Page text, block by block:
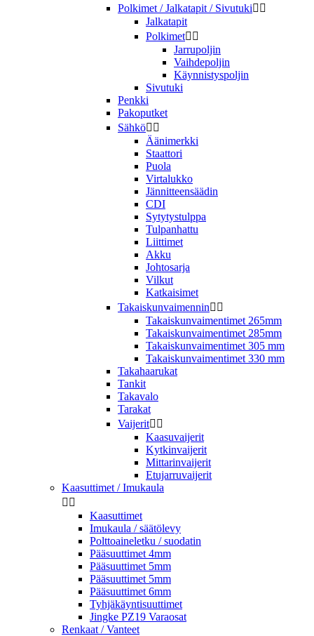
Polkimet / Jalkatapit / Sivutuki 
Jalkatapit
Polkimet 
Jarrupoljin
Vaihdepoljin
Käynnistyspoljin
Sivutuki
Penkki
Pakoputket
Sähkö 
Äänimerkki
Staattori
Puola
Virtalukko
Jännitteensäädin
CDI
Sytytystulppa
Tulpanhattu
Liittimet
Akku
Johtosarja
Vilkut
Katkaisimet
Takaiskunvaimennin 
Takaiskunvaimentimet 265mm
Takaiskunvaimentimet 285mm
Takaiskunvaimentimet 305 mm
Takaiskunvaimentimet 330 mm
Takahaarukat
Tankit
Takavalo
Tarakat
Vaijerit 
Kaasuvaijerit
Kytkinvaijerit
Mittarinvaijerit
Etujarruvaijerit
Kaasuttimet / Imukaula
 
Kaasuttimet
Imukaula / säätölevy
Polttoaineletku / suodatin
Pääsuuttimet 4mm
Pääsuuttimet 5mm
Pääsuuttimet 5mm
Pääsuuttimet 6mm
Tyhjäkäyntisuuttimet
Jingke PZ19 Varaosat
Renkaat / Vanteet